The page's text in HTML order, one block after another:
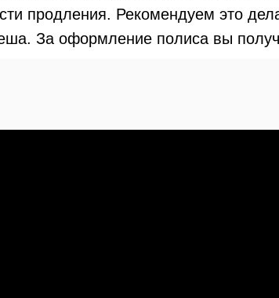
продления. Рекомендуем это
За оформление полиса вы